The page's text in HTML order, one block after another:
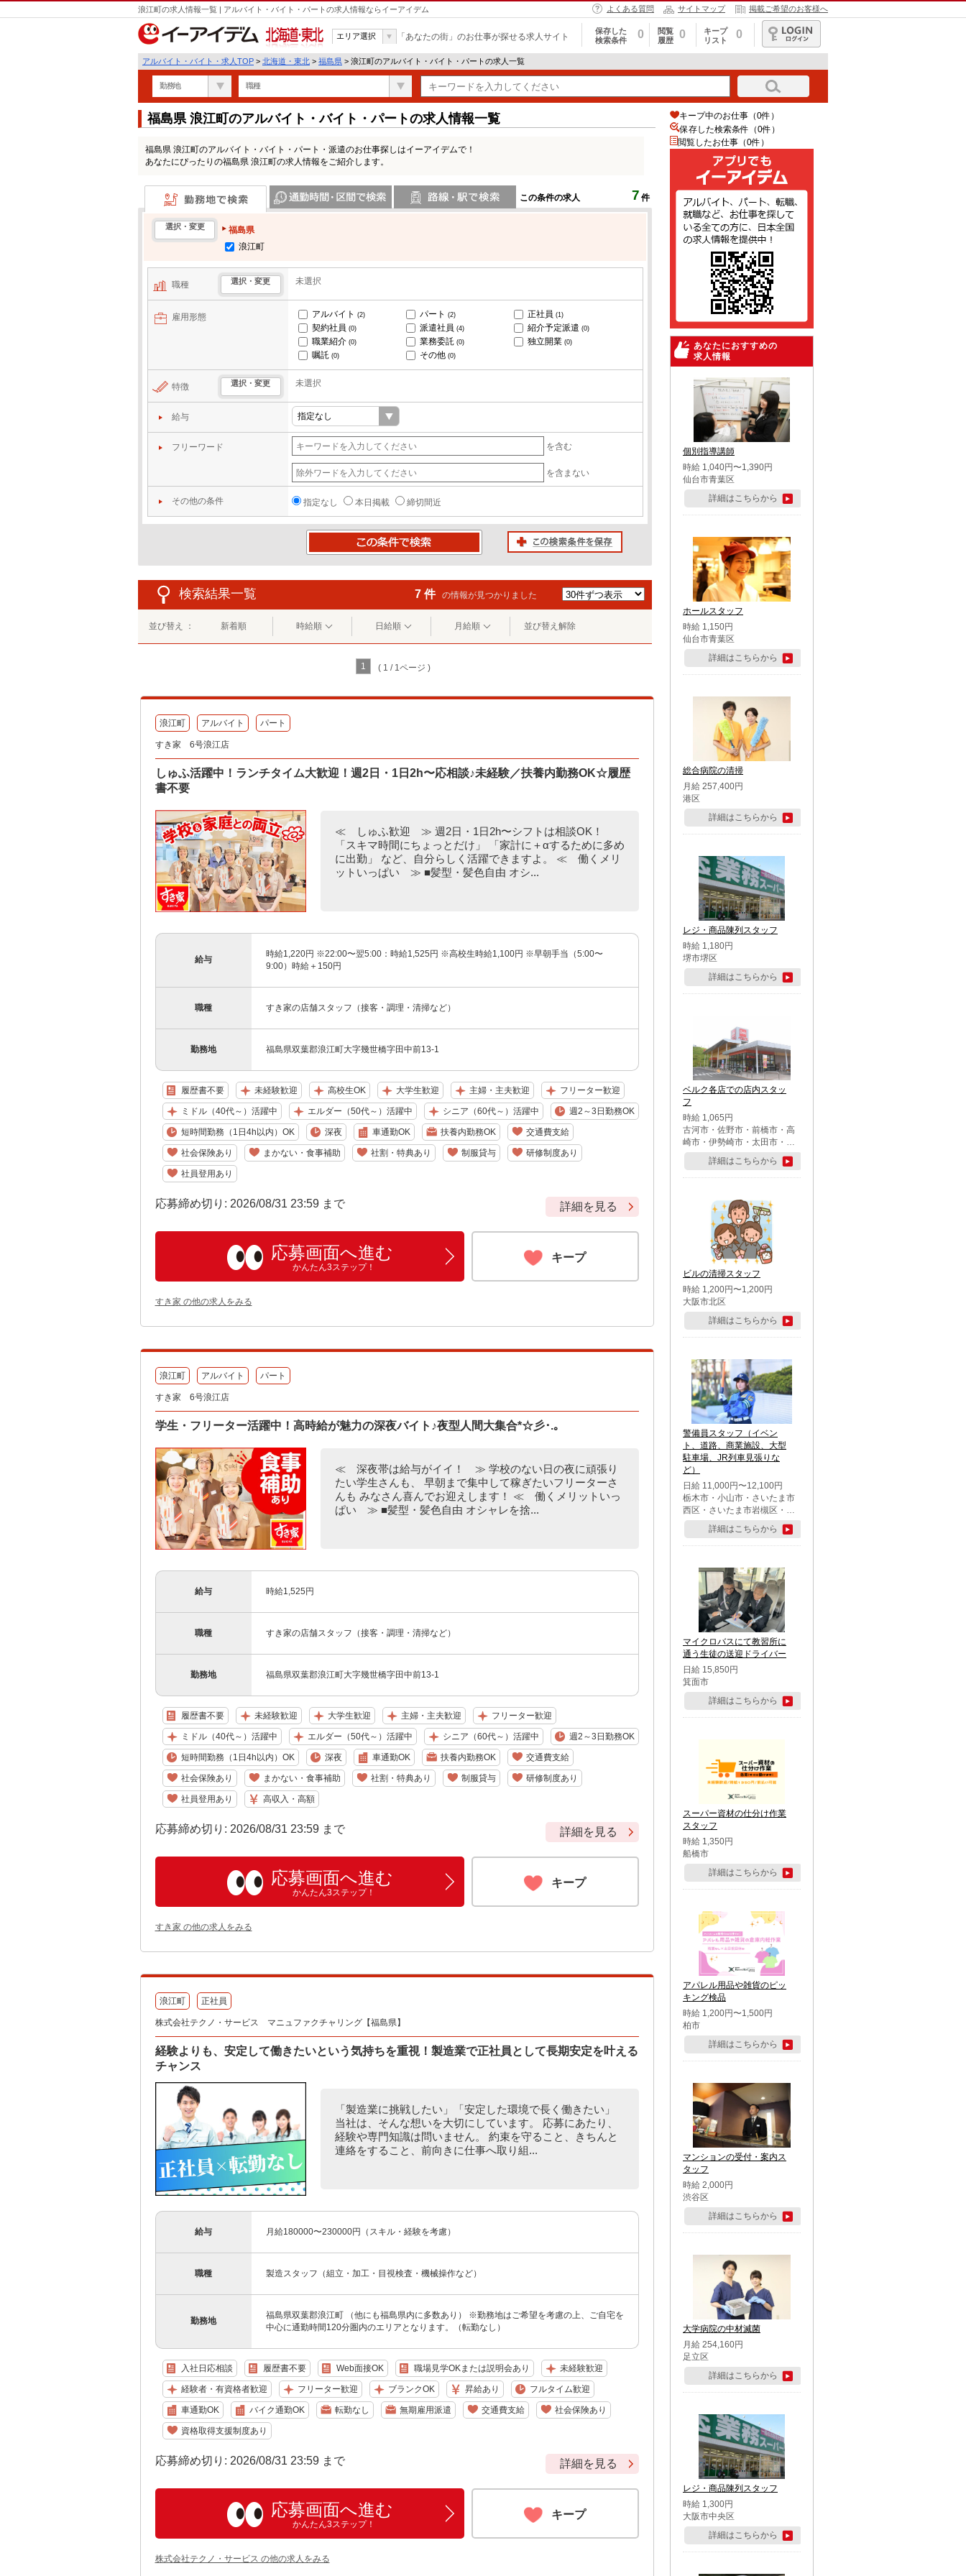
浪江町の求人情報一覧 | アルバイト・バイト・パートの求人情報ならイーアイデム よくある質問 サイトマップ 掲載ご希望のお客様へ
北海道・東北
エリア選択 「あなたの街」のお仕事が探せる求人サイト
保存した
検索条件
0
閲覧
履歴
0
キープ
リスト
0
ログイン
アルバイト・バイト・求人TOP > 北海道・東北 > 福島県 > 浪江町のアルバイト・バイト・パートの求人一覧
勤務地 職種
福島県 浪江町のアルバイト・バイト・パートの求人情報一覧
福島県 浪江町のアルバイト・バイト・パート・派遣のお仕事探しはイーアイデムで！
あなたにぴったりの福島県 浪江町の求人情報をご紹介します。
この条件の求人 7 件
勤務地で検索
選択・変更
福島県
浪江町
職種 選択・変更 未選択
雇用形態 アルバイト (2) パート (2) 正社員 (1)
契約社員 (0) 派遣社員 (4) 紹介予定派遣 (0)
職業紹介 (0) 業務委託 (0) 独立開業 (0)
嘱託 (0) その他 (0)
特徴 選択・変更 未選択
給与
フリーワード を含む
を含まない
その他の条件 指定なし 本日掲載 締切間近
検索結果一覧 7 件 の情報が見つかりました
並び替え ： 新着順 時給順 日給順 月給順 並び替え解除
1 ( 1 / 1ページ )
浪江町 アルバイト パート
すき家 6号浪江店
しゅふ活躍中！ランチタイム大歓迎！週2日・1日2h〜応相談♪未経験／扶養内勤務OK☆履歴
書不要
≪ しゅふ歓迎 ≫ 週2日・1日2h〜シフトは相談OK！
「スキマ時間にちょっとだけ」 「家計に＋αするために多め
に出勤」 など、自分らしく活躍できますよ。 ≪ 働くメリ
ットいっぱい ≫ ■髪型・髪色自由 オシ...
給与
時給1,220円 ※22:00〜翌5:00：時給1,525円 ※高校生時給1,100円 ※早朝手当（5:00〜
9:00）時給＋150円
職種 すき家の店舗スタッフ（接客・調理・清掃など）
勤務地 福島県双葉郡浪江町大字幾世橋字田中前13-1
履歴書不要 未経験歓迎 高校生OK 大学生歓迎 主婦・主夫歓迎 フリーター歓迎
ミドル（40代～）活躍中 エルダー（50代～）活躍中 シニア（60代～）活躍中 週2～3日勤務OK
短時間勤務（1日4h以内）OK 深夜 車通勤OK 扶養内勤務OK 交通費支給
社会保険あり まかない・食事補助 社割・特典あり 制服貸与 研修制度あり
社員登用あり
応募締め切り: 2026/08/31 23:59 まで 詳細を見る
応募画面へ進む
かんたん3ステップ！
キープ
すき家 の他の求人をみる
浪江町 アルバイト パート
すき家 6号浪江店
学生・フリーター活躍中！高時給が魅力の深夜バイト♪夜型人間大集合*☆彡･.｡
≪ 深夜帯は給与がイイ！ ≫ 学校のない日の夜に頑張り
たい学生さんも、 早朝まで集中して稼ぎたいフリーターさ
んも みなさん喜んでお迎えします！ ≪ 働くメリットいっ
ぱい ≫ ■髪型・髪色自由 オシャレを捨...
給与 時給1,525円
職種 すき家の店舗スタッフ（接客・調理・清掃など）
勤務地 福島県双葉郡浪江町大字幾世橋字田中前13-1
履歴書不要 未経験歓迎 大学生歓迎 主婦・主夫歓迎 フリーター歓迎
ミドル（40代～）活躍中 エルダー（50代～）活躍中 シニア（60代～）活躍中 週2～3日勤務OK
短時間勤務（1日4h以内）OK 深夜 車通勤OK 扶養内勤務OK 交通費支給
社会保険あり まかない・食事補助 社割・特典あり 制服貸与 研修制度あり
社員登用あり 高収入・高額
応募締め切り: 2026/08/31 23:59 まで 詳細を見る
応募画面へ進む
かんたん3ステップ！
キープ
すき家 の他の求人をみる
浪江町 正社員
株式会社テクノ・サービス マニュファクチャリング【福島県】
経験よりも、安定して働きたいという気持ちを重視！製造業で正社員として長期安定を叶える
チャンス
「製造業に挑戦したい」「安定した環境で長く働きたい」
当社は、そんな想いを大切にしています。 応募にあたり、
経験や専門知識は問いません。 約束を守ること、きちんと
連絡をすること、前向きに仕事へ取り組...
給与 月給180000〜230000円（スキル・経験を考慮）
職種 製造スタッフ（組立・加工・目視検査・機械操作など）
勤務地
福島県双葉郡浪江町 （他にも福島県内に多数あり） ※勤務地はご希望を考慮の上、ご自宅を
中心に通勤時間120分圏内のエリアとなります。（転勤なし）
入社日応相談 履歴書不要 Web面接OK 職場見学OKまたは説明会あり 未経験歓迎
経験者・有資格者歓迎 フリーター歓迎 ブランクOK 昇給あり フルタイム歓迎
車通勤OK バイク通勤OK 転勤なし 無期雇用派遣 交通費支給 社会保険あり
資格取得支援制度あり
応募締め切り: 2026/08/31 23:59 まで 詳細を見る
応募画面へ進む
かんたん3ステップ！
キープ
株式会社テクノ・サービス の他の求人をみる
キープ中のお仕事（0件）
保存した検索条件（0件）
閲覧したお仕事（0件）
あなたにおすすめの
求人情報
個別指導講師
時給 1,040円〜1,390円
仙台市青葉区
詳細はこちらから
ホールスタッフ
時給 1,150円
仙台市青葉区
詳細はこちらから
総合病院の清掃
月給 257,400円
港区
詳細はこちらから
レジ・商品陳列スタッフ
時給 1,180円
堺市堺区
詳細はこちらから
ベルク各店での店内スタッ
フ
時給 1,065円
古河市・佐野市・前橋市・高
崎市・伊勢崎市・太田市・館
林市・藤岡市・大泉町・さい
たま市北区・川越市・熊谷
市・行田市・秩父市・所沢
市・鶴ケ島市・千葉市中央
区・市川市・松戸市・習志野
市・柏市・流山市・八千代
市・足立区・江戸川区・八王
子市・町田市
詳細はこちらから
ビルの清掃スタッフ
時給 1,200円〜1,200円
大阪市北区
詳細はこちらから
警備員スタッフ（イベン
ト、道路、商業施設、大型
駐車場、JR列車見張りな
ど）
日給 11,000円〜12,100円
栃木市・小山市・さいたま市
西区・さいたま市岩槻区・久
喜市・蓮田市
詳細はこちらから
マイクロバスにて教習所に
通う生徒の送迎ドライバー
日給 15,850円
箕面市
詳細はこちらから
スーパー資材の仕分け作業
スタッフ
時給 1,350円
船橋市
詳細はこちらから
アパレル用品や雑貨のピッ
キング検品
時給 1,200円〜1,500円
柏市
詳細はこちらから
マンションの受付・案内ス
タッフ
時給 2,000円
渋谷区
詳細はこちらから
大学病院の中材滅菌
月給 254,160円
足立区
詳細はこちらから
レジ・商品陳列スタッフ
時給 1,300円
大阪市中央区
詳細はこちらから